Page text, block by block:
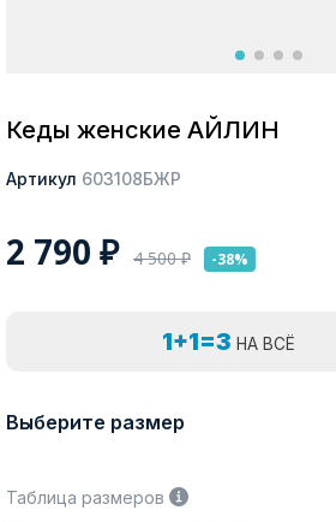
Кеды женские АЙЛИН
Артикул 603108БЖР
2 790 ₽ 4 500₽ -38%
1+1=3 НА ВСЁ
Выберите размер
Таблица размеров